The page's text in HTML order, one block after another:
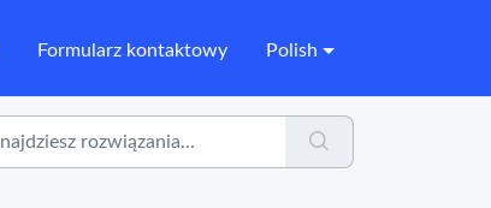
Formularz kontaktowy Polish